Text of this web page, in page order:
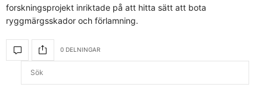
forskningsprojekt inriktade på att hitta sätt att bota
ryggmärgsskador och förlamning.
0 DELNINGAR